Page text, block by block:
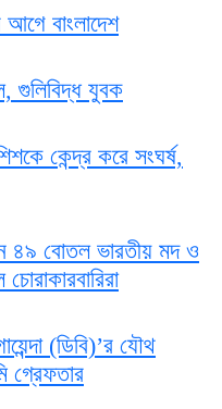
বাংলাদেশ
গুলিবিদ্ধ যুবক
কেন্দ্র করে সংঘর্ষ,
৪৯ বোতল ভারতীয় মদ ও
(ডিবি)’র যৌথ
গ্রেফতার